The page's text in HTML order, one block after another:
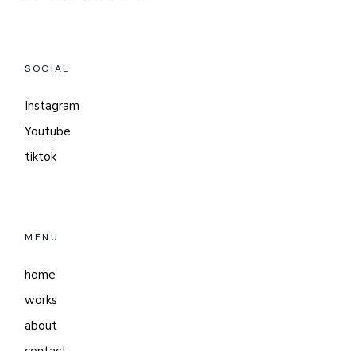
SOCIAL
Instagram
Youtube
tiktok
MENU
home
works
about